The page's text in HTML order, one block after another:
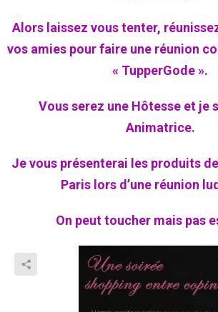
Alors laissez vous tenter,
vos amies pour faire une réunion
« TupperGode ».
Vous serez une Hôtesse et je
Animatrice.
Je vous présenterai les produits
Paris lors d’une réunion
On peut toucher mais pas